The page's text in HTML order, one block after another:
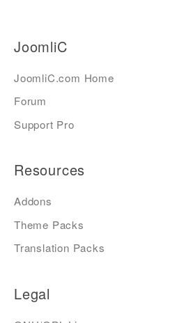
JoomliC
JoomliC.com Home
Forum
Support Pro
Resources
Addons
Theme Packs
Translation Packs
Legal